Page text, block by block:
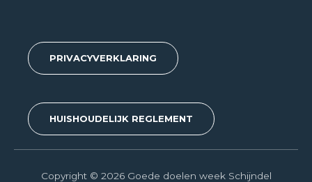
PRIVACYVERKLARING
HUISHOUDELIJK REGLEMENT
Copyright © 2026 Goede doelen week Schijndel